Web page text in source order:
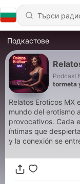
Подкастове
Podcast
tormeta
Relatos Eroticos MX
mundo del erotismo
provocativos. Cada
íntimas que
y la conexión se
narración
encender la
perspectiva